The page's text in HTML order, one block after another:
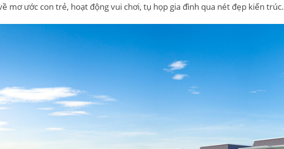
mơ ước con trẻ, hoạt động vui chơi, tụ họp gia đình qua nét đẹp kiến trúc.